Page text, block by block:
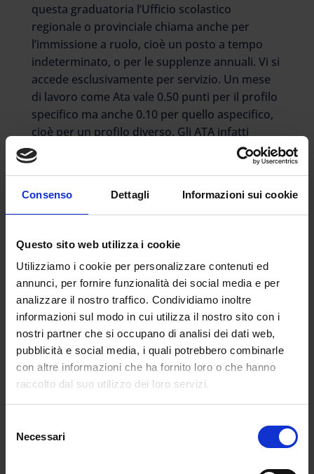
Consenso Dettagli Informazioni sui cookie
Questo sito web utilizza i cookie
Utilizziamo i cookie per personalizzare contenuti ed
annunci, per fornire funzionalità dei social media e per
analizzare il nostro traffico. Condividiamo inoltre
informazioni sul modo in cui utilizza il nostro sito con i
nostri partner che si occupano di analisi dei dati web,
pubblicità e social media, i quali potrebbero combinarle
con altre informazioni che ha fornito loro o che hanno
raccolto dal suo utilizzo dei loro servizi.
delNecessari
questa graduatoria l’Ufficio scolastico
regionale o provinciale chiama anche per
l’immissione a ruolo, cioè un posto a tempo
indeterminato, o per le supplenze annuali. Vi si
accede esclusivamente per servizio. Un mese
di lavoro come Ata vale 0.50 punti per il profilo
specifico ma anche 0.10 per quello aspecifico,
cioè per un profilo diverso. Gli ATA infatti
possono iscriversi a più profili
contemporaneamente. La carriera dell’Ata è
anzianità nel servizio. La seconda fascia è ad
esaurimento: chi c’è c’è, potremmo dire, ed è
formata da precedenti graduatorie a cui si
c’è la terza fascia a cui ci si potrà iscrivere in
maniera telematica attraverso l’accesso a Polis,
la piattaforma del Miur per le istanze, sia per la
prima volta, creando un nostro profilo, sia
aggiornando quello precedente con i nuovi
titoli che il bando e l’Allegato A ( i punteggi)
permetterà di integrare. Le ipotesi di
640 del 2017 e il suo Allegato A. In base a
questo corso chi ha più spazio per formarsi è